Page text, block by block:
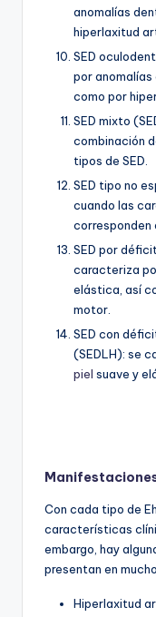
anomalías
hiperlaxitud
SED
por
como por
SED mixto
combinación
tipos de SED.
SED tipo no
cuando las
corresponden
SED por
caracteriza
elástica, así
motor.
SED con
(SEDLH): se
piel suave y
Con cada tipo de
características
embargo, hay
presentan en
Hiperlaxitud